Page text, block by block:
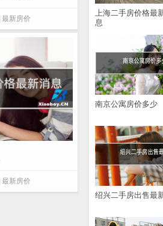
上海二手房价格最
息
南京公寓房价多少
绍兴二手房出售最
最新房价
最新房价